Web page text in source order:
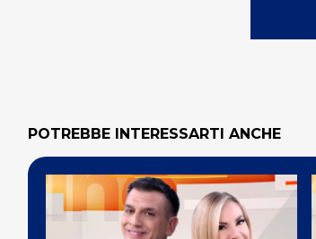
POTREBBE INTERESSARTI ANCHE